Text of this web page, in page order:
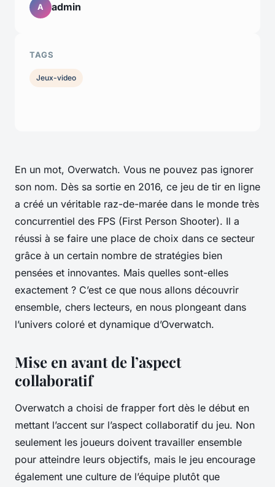
En un mot, Overwatch. Vous ne pouvez pas ignorer
son nom. Dès sa sortie en 2016, ce jeu de tir en ligne
a créé un véritable raz-de-marée dans le monde très
concurrentiel des FPS (First Person Shooter). Il a
réussi à se faire une place de choix dans ce secteur
grâce à un certain nombre de stratégies bien
pensées et innovantes. Mais quelles sont-elles
exactement ? C’est ce que nous allons découvrir
ensemble, chers lecteurs, en nous plongeant dans
l’univers coloré et dynamique d’Overwatch.
Mise en avant de l’aspect
collaboratif
Overwatch a choisi de frapper fort dès le début en
mettant l’accent sur l’aspect collaboratif du jeu. Non
seulement les joueurs doivent travailler ensemble
pour atteindre leurs objectifs, mais le jeu encourage
également une culture de l’équipe plutôt que
A admin
TAGS
Jeux-video